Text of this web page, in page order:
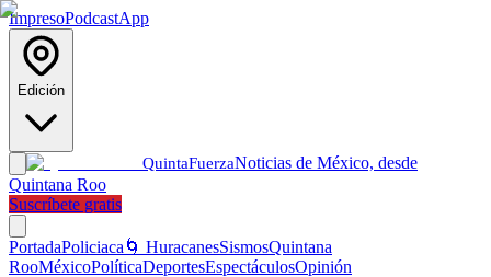
ImpresoPodcastApp
Edición
QuintaFuerzaNoticias de México, desde
Quintana Roo
Suscríbete gratis
PortadaPoliciaca 🌀 HuracanesSismosQuintana
RooMéxicoPolíticaDeportesEspectáculosOpinión